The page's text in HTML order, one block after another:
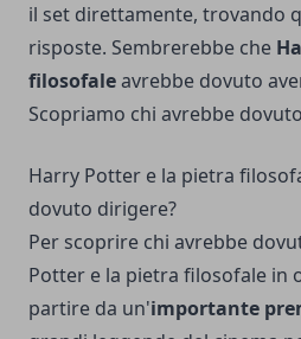
il set direttamente, trovando
risposte. Sembrerebbe che
filosofaleavrebbe dovuto
Scopriamo chi avrebbe
Harry Potter e la pietra
dovuto dirigere?
Per scoprire chi avrebbe
Potter e la pietra filosofale in
partire da un'importante